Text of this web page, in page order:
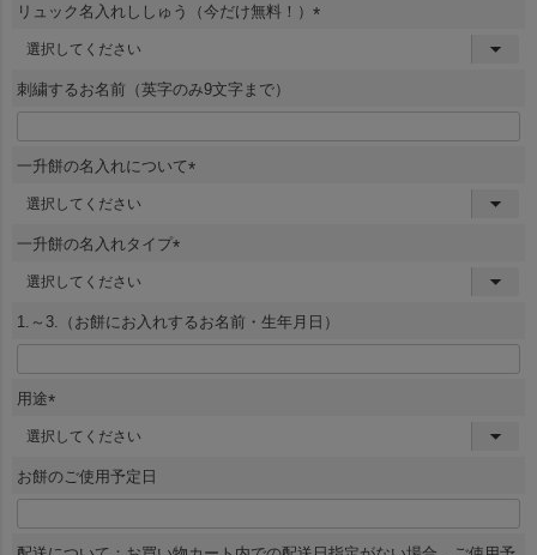
製造元
一升餅シール
リュック名入れししゅう（今だけ無料！）
)
刺繍するお名前（英字のみ9文字まで）
一升餅の名入れについて
一升餅の名入れタイプ
須
)
1.～3.（お餅にお入れするお名前・生年月日）
用途
(
必
須
)
お餅のご使用予定日